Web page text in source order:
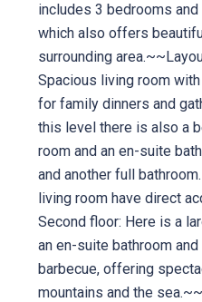
includes 3 bedrooms
which also offers
surrounding
Spacious living room
for family dinners and
this level there is also a
room and an en-suite
and another full
living room have direct
Second floor: Here is a
an en-suite bathroom
barbecue, offering
mountains and the